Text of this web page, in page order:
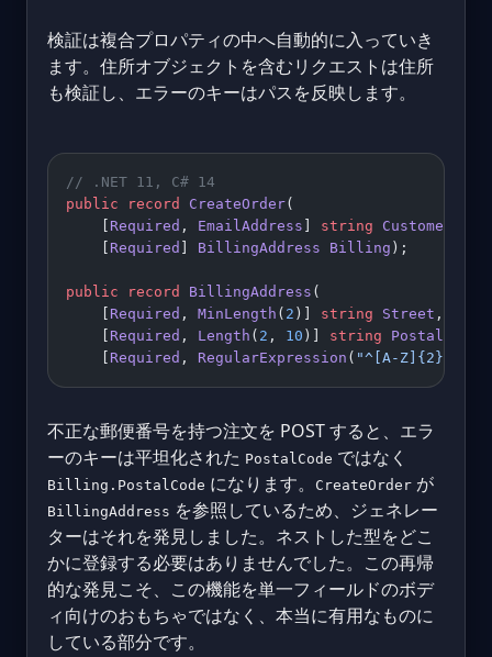
検証は複合プロパティの中へ自動的に入っていき
ます。住所オブジェクトを含むリクエストは住所
も検証し、エラーのキーはパスを反映します。
// .NET 11, C# 14
public record CreateOrder(
Required , EmailAddress string
Required BillingAddress Billing );
public record BillingAddress (
Required , MinLength ( 2 )] string Street ,
Required , Length ( 2 , 10 )] string PostalCode
Required , RegularExpression ( "^[A-Z]{2}$"
不正な郵便番号を持つ注文を POST すると、エラ
ーのキーは平坦化された PostalCode ではなく
Billing.PostalCode になります。 CreateOrder が
BillingAddress を参照しているため、ジェネレー
ターはそれを発見しました。ネストした型をどこ
かに登録する必要はありませんでした。この再帰
的な発見こそ、この機能を単一フィールドのボデ
ィ向けのおもちゃではなく、本当に有用なものに
している部分です。